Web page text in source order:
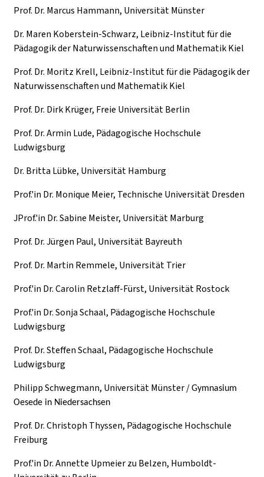
Prof. Dr. Marcus Hammann, Universität Münster
Dr. Maren Koberstein-Schwarz, Leibniz-Institut für die
Pädagogik der Naturwissenschaften und Mathematik Kiel
Prof. Dr. Moritz Krell, Leibniz-Institut für die Pädagogik der
Naturwissenschaften und Mathematik Kiel
Prof. Dr. Dirk Krüger, Freie Universität Berlin
Prof. Dr. Armin Lude, Pädagogische Hochschule
Ludwigsburg
Dr. Britta Lübke, Universität Hamburg
Prof.'in Dr. Monique Meier, Technische Universität Dresden
JProf.'in Dr. Sabine Meister, Universität Marburg
Prof. Dr. Jürgen Paul, Universität Bayreuth
Prof. Dr. Martin Remmele, Universität Trier
Prof.'in Dr. Carolin Retzlaff-Fürst, Universität Rostock
Prof.'in Dr. Sonja Schaal, Pädagogische Hochschule
Ludwigsburg
Prof. Dr. Steffen Schaal, Pädagogische Hochschule
Ludwigsburg
Philipp Schwegmann, Universität Münster /Gymnasium
Oesede in Niedersachsen
Prof. Dr. Christoph Thyssen, Pädagogische Hochschule
Freiburg
Prof.'in Dr. Annette Upmeier zu Belzen, Humboldt-